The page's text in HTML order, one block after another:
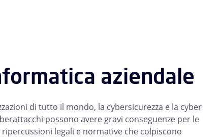
aziendale
di tutto il mondo, la cybersicurezza e la cyber
possono avere gravi conseguenze per le
legali e normative che colpiscono